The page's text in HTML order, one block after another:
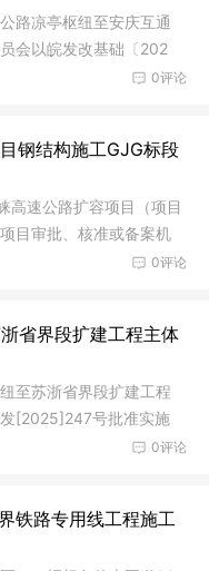
路凉亭枢纽至安庆互通
会以皖发改基础〔202
0评论
钢结构施工GJG标段
高速公路扩容项目（项目
目审批、核准或备案机
0评论
省界段扩建工程主体
至苏浙省界段扩建工程
[2025]247号批准实施
0评论
铁路专用线工程施工